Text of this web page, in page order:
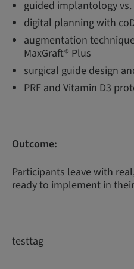
guided implantology
digital planning with
augmentation
MaxGraft® Plus
surgical guide design
PRF and Vitamin D3
Outcome:
Participants leave with
ready to implement in
testtag